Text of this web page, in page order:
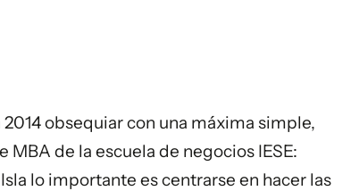
obsequiar con una máxima simple,
de la escuela de negocios IESE:
lo importante es centrarse en hacer las